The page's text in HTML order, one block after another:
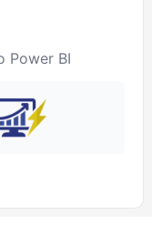
Power BI